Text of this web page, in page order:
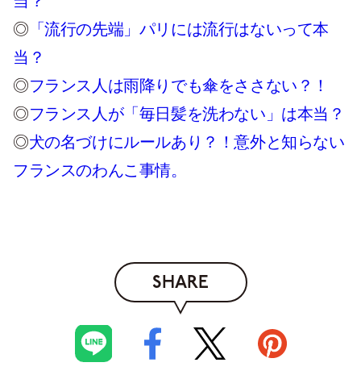
◎ 「流行の先端」パリには流行はないって本
当？
◎フランス人は雨降りでも傘をささない？！
◎フランス人が「毎日髪を洗わない」は本当？
◎犬の名づけにルールあり？！意外と知らない
フランスのわんこ事情。
SHARE